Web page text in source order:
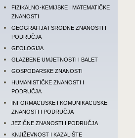
FIZIKALNO-KEMIJSKE I MATEMATIČKE
ZNANOSTI
GEOGRAFIJA I SRODNE ZNANOSTI I
PODRUČJA
GEOLOGIJA
GLAZBENE UMJETNOSTI I BALET
GOSPODARSKE ZNANOSTI
HUMANISTIČKE ZNANOSTI I
PODRUČJA
INFORMACIJSKE I KOMUNIKACIJSKE
ZNANOSTI I PODRUČJA
JEZIČNE ZNANOSTI I PODRUČJA
KNJIŽEVNOST I KAZALIŠTE